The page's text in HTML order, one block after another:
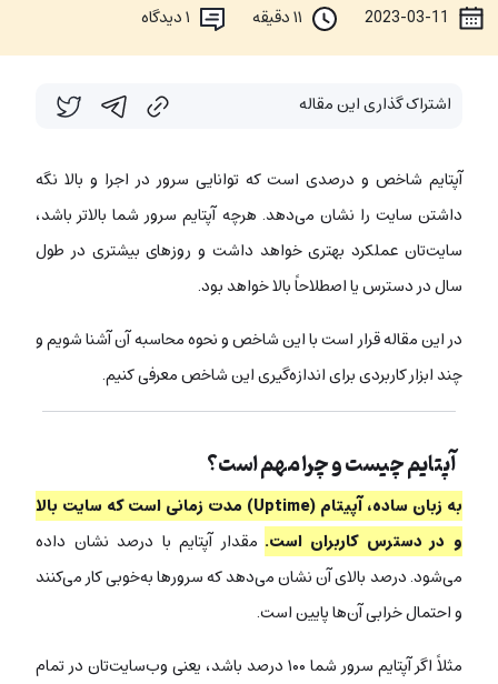
دیدگاه
اشتراک گذاری این مقاله
آپتایم شاخص و درصدی است که توانایی سرور در اجرا و بالا نگه
داشتن سایت را نشان می‌دهد. هرچه آپتایم سرور شما بالاتر باشد،
سایت‌تان عملکرد بهتری خواهد داشت و روزهای بیشتری در طول
سال در دسترس یا اصطلاحاً بالا خواهد بود.
در این مقاله قرار است با این شاخص و نحوه محاسبه آن آشنا شویم و
چند ابزار کاربردی برای اندازه‌گیری این شاخص معرفی کنیم.
آپتایم چیست و چرا مهم است؟
به زبان ساده، آپیتام (Uptime) مدت زمانی است که سایت‌ بالا
و در دسترس کاربران است. مقدار آپتایم با درصد نشان داده
می‌شود. درصد بالای آن نشان می‌دهد که سرورها به‌خوبی کار می‌کنند
و احتمال خرابی آن‌ها پایین است.
مثلاً اگر آپتایم سرور شما ۱۰۰ درصد باشد، یعنی وب‌سایت‌تان در تمام